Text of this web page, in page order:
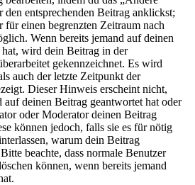
entsprechenden Beitrag anklickst;
für einen begrenzten Zeitraum nach
Wenn bereits jemand auf deinen
wird dein Beitrag in der
gekennzeichnet. Es wird
auch der letzte Zeitpunkt der
Dieser Hinweis erscheint nicht,
auf deinen Beitrag geantwortet hat oder
oder Moderator deinen Beitrag
können jedoch, falls sie es für nötig
warum dein Beitrag
beachte, dass normale Benutzer
können, wenn bereits jemand